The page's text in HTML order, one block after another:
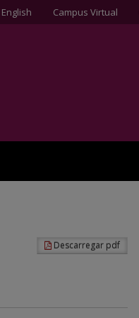
English Campus Virtual
Descarregar pdf